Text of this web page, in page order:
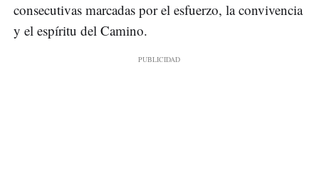
consecutivas marcadas por el esfuerzo, la convivencia
y el espíritu del Camino.